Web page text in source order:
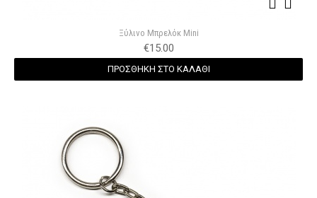
Ξύλινο Μπρελόκ Mini
€15.00
ΠΡΟΣΘΗΚΗ ΣΤΟ ΚΑΛΑΘΙ